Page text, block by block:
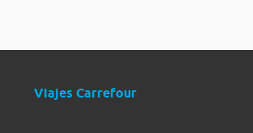
Viajes Carrefour